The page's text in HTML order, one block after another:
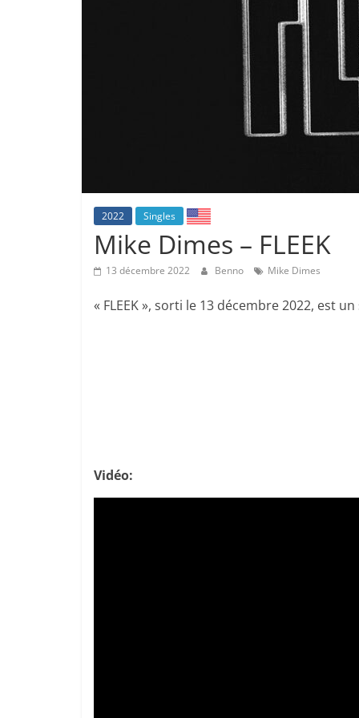
2022 Singles
Mike Dimes – FLEEK
13 décembre 2022 Benno Mike Dimes
« FLEEK », sorti le 13 décembre 2022, est
Vidéo: